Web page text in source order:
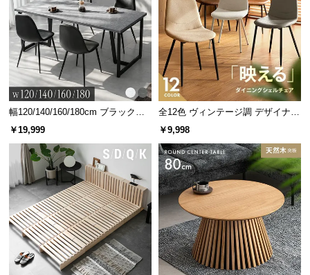
幅120/140/160/180cm ブラックフ
レーム ダイニング 大理石調 4人掛
￥19,999
全12色 ヴィンテージ調 デザイナー
ズシェルチェア
￥9,998